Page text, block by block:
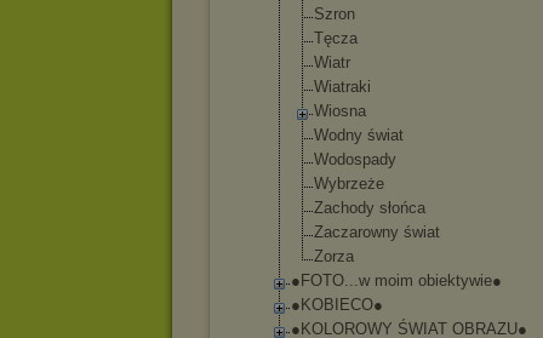
Szron
Tęcza
Wiatr
Wiatraki
Wiosna
Wodny świat
Wodospady
Wybrzeże
Zachody słońca
Zaczarowny świat
Zorza
●FOTO...w moim obiektywie●
●KOBIECO●
●KOLOROWY ŚWIAT OBRAZU●